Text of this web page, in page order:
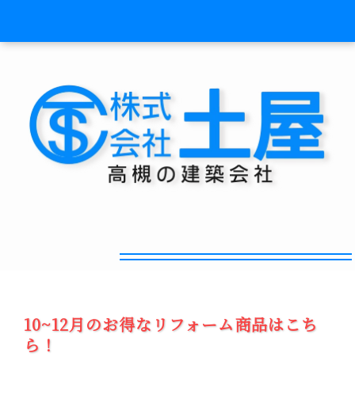
10~12月のお得なリフォーム商品はこち
ら！